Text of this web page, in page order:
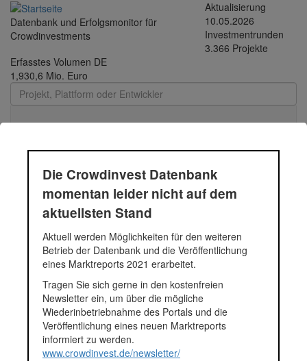
Direkt zum Inhalt
Datenbank und Erfolgsmonitor für
Crowdinvestments
Aktualisierung
10.05.2026
Investmentrunden
3.366 Projekte
Erfasstes Volumen DE
1,930,6 Mio. Euro
Toggle
Social Impact Lab
Frankfurt
Umbau zu energiesparender LED-Beleuchtung
Fundingsumme
8.400 Euro
Finanziert in
2014
Segment
Energie
Anlagestatus
Zurückgezahlt
Plattform
Notizen
Laut Info von bettervest
Die Crowdinvest Datenbank
momentan leider nicht auf dem
aktuellsten Stand
Aktuell werden Möglichkeiten für den weiteren
Betrieb der Datenbank und die Veröffentlichung
eines Marktreports 2021 erarbeitet.
Tragen Sie sich gerne in den kostenfreien
Newsletter ein, um über die mögliche
Wiederinbetriebnahme des Portals und die
Veröffentlichung eines neuen Marktreports
informiert zu werden.
www.crowdinvest.de/newsletter/